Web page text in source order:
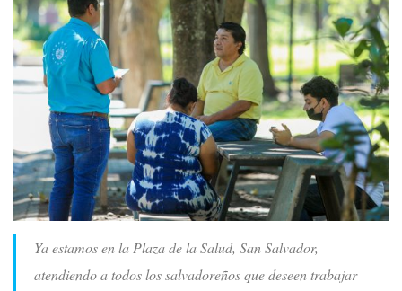
Ya estamos en la Plaza de la Salud, San Salvador,
atendiendo a todos los salvadoreños que deseen trabajar